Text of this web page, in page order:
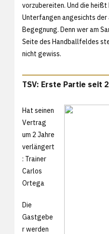
vorzubereiten. Und die heißt
Unterfangen angesichts
Begegnung. Denn wer am
Seite des Handballfeldes
nicht gewiss.
TSV: Erste Partie seit
Hat seinen
Vertrag
um 2 Jahre
verlängert
: Trainer
Carlos
Ortega
Die
Gastgebe
r werden